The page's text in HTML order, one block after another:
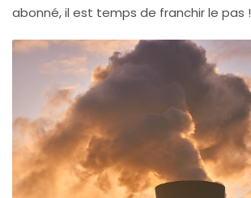
abonné, il est temps de franchir le pas !